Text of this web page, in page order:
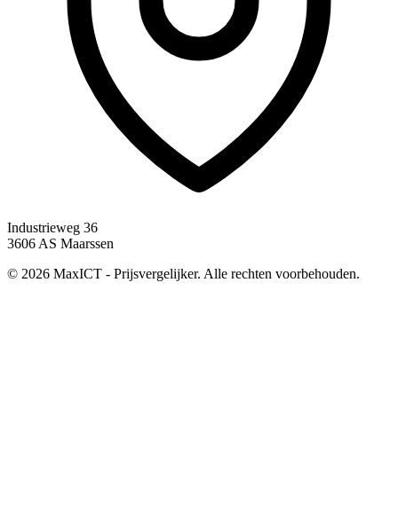
Industrieweg 36
3606 AS Maarssen
© 2026 MaxICT - Prijsvergelijker. Alle rechten voorbehouden.